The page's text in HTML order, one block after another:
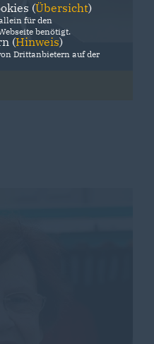
(Übersicht)
für den
benötigt.
(Hinweis)
Drittanbietern auf der